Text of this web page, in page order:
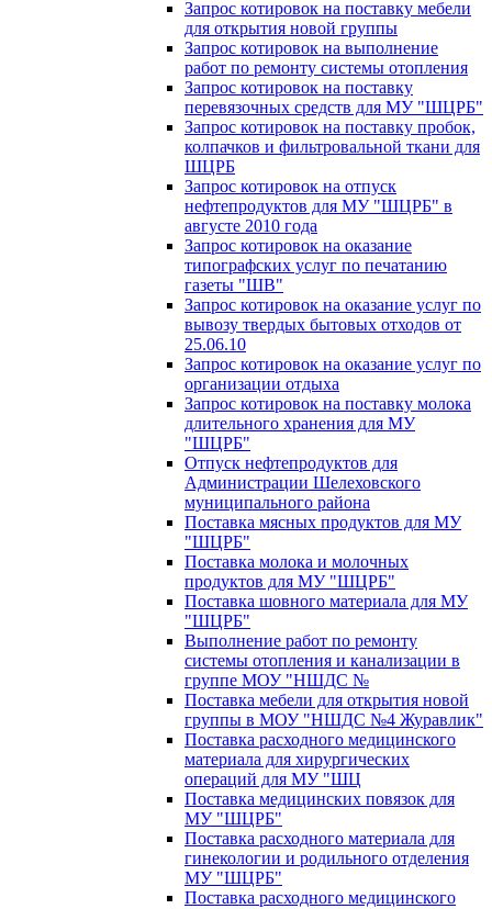
Запрос котировок на поставку мебели
для открытия новой группы
Запрос котировок на выполнение
работ по ремонту системы отопления
Запрос котировок на поставку
перевязочных средств для МУ "ШЦРБ"
Запрос котировок на поставку пробок,
колпачков и фильтровальной ткани для
ШЦРБ
Запрос котировок на отпуск
нефтепродуктов для МУ "ШЦРБ" в
августе 2010 года
Запрос котировок на оказание
типографских услуг по печатанию
газеты "ШВ"
Запрос котировок на оказание услуг по
вывозу твердых бытовых отходов от
25.06.10
Запрос котировок на оказание услуг по
организации отдыха
Запрос котировок на поставку молока
длительного хранения для МУ
"ШЦРБ"
Отпуск нефтепродуктов для
Администрации Шелеховского
муниципального района
Поставка мясных продуктов для МУ
"ШЦРБ"
Поставка молока и молочных
продуктов для МУ "ШЦРБ"
Поставка шовного материала для МУ
"ШЦРБ"
Выполнение работ по ремонту
системы отопления и канализации в
группе МОУ "НШДС №
Поставка мебели для открытия новой
группы в МОУ "НШДС №4 Журавлик"
Поставка расходного медицинского
материала для хирургических
операций для МУ "ШЦ
Поставка медицинских повязок для
МУ "ШЦРБ"
Поставка расходного материала для
гинекологии и родильного отделения
МУ "ШЦРБ"
Поставка расходного медицинского